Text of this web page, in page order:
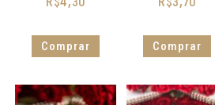
Comprar Comprar